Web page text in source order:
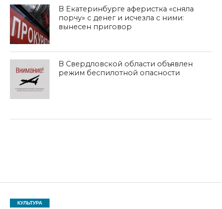
В Екатеринбурге аферистка «сняла
порчу» с денег и исчезла с ними:
вынесен приговор
В Свердловской области объявлен
режим беспилотной опасности
КУЛЬТУРА